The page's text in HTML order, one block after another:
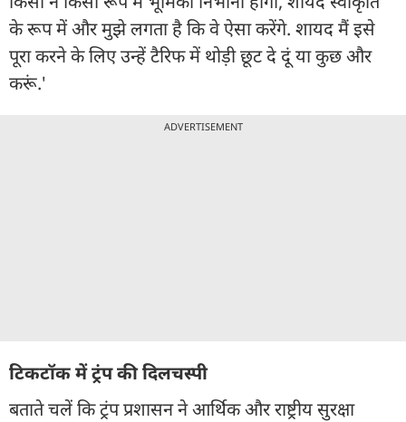
के रूप में और मुझे लगता है कि वे ऐसा करेंगे. शायद मैं इसे
पूरा करने के लिए उन्हें टैरिफ में थोड़ी छूट दे दूं या कुछ और
करूं.'
ADVERTISEMENT
टिकटॉक में ट्रंप की दिलचस्पी
बताते चलें कि ट्रंप प्रशासन ने आर्थिक और राष्ट्रीय सुरक्षा